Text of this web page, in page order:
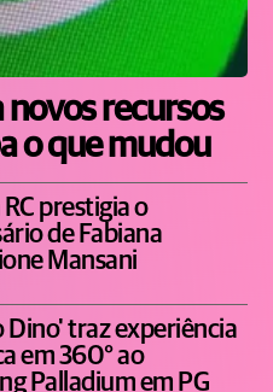
recursos
o que mudou
prestigia o
de Fabiana
Mansani
Dino' traz experiência
em 360° ao
Palladium em PG